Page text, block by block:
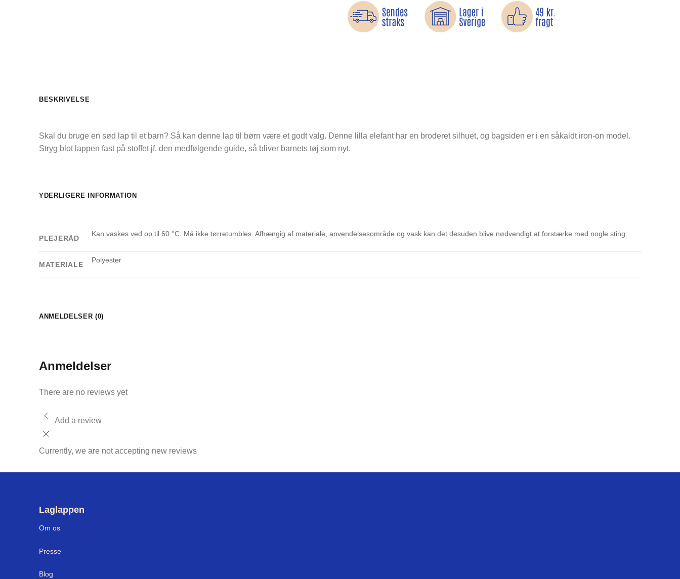
BESKRIVELSE
Skal du bruge en sød lap til et barn? Så kan denne lap til børn være et godt valg. Denne lilla elefant har en broderet silhuet, og bagsiden er i en såkaldt iron-on model.
Stryg blot lappen fast på stoffet jf. den medfølgende guide, så bliver barnets tøj som nyt.
YDERLIGERE INFORMATION
PLEJERÅD
Kan vaskes ved op til 60 °C. Må ikke tørretumbles. Afhængig af materiale, anvendelsesområde og vask kan det desuden blive nødvendigt at forstærke med nogle sting.
MATERIALE
Polyester
ANMELDELSER (0)
Anmeldelser
There are no reviews yet
Add a review
Currently, we are not accepting new reviews
Laglappen
Om os
Presse
Blog